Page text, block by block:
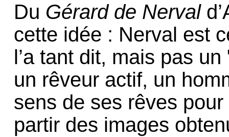
Du Gérard de Nerval
cette idée : Nerval est
l’a tant dit, mais pas
un rêveur actif, un
sens de ses rêves
partir des images